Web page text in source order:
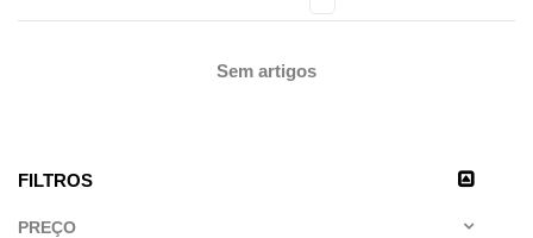
FILTROS
PREÇO
Sem artigos